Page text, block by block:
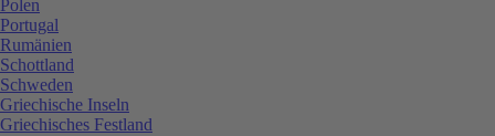
Polen
Portugal
Rumänien
Schottland
Schweden
Griechische Inseln
Griechisches Festland